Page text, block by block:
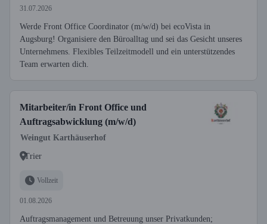
31.07.2026
Werde Front Office Coordinator (m/w/d) bei ecoVista in
Augsburg! Organisiere den Büroalltag und sei das Gesicht unseres
Unternehmens. Flexibles Teilzeitmodell und ein unterstützendes
Team erwarten dich.
Mitarbeiter/in Front Office und
Auftragsabwicklung (m/w/d)
Weingut Karthäuserhof
Trier
Vollzeit
01.08.2026
Auftragsmanagement und Betreuung unser Privatkunden;